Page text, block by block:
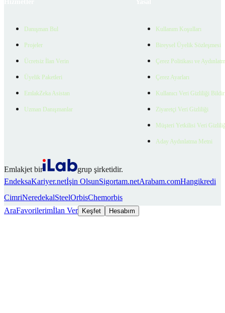
Danışman Bul
Projeler
Ücretsiz İlan Verin
Üyelik Paketleri
EmlakZeka Asistan
Uzman Danışmanlar
Kullanım Koşulları
Bireysel Üyelik Sözleşmesi
Çerez Politikası ve
Çerez Ayarları
Kullanıcı Veri Gizliliği
Ziyaretçi Veri Gizliliği
Müşteri Yetkilisi Veri
Aday Aydınlatma Metni
Emlakjet bir
grup şirketidir.
EndeksaKariyer.netİşin OlsunSigortam.netArabam.comHangikredi
CimriNeredekalSteelOrbisChemorbis
AraFavorilerimİlan Ver Keşfet Hesabım